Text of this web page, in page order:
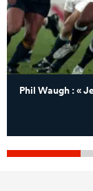
Phil Waugh : «